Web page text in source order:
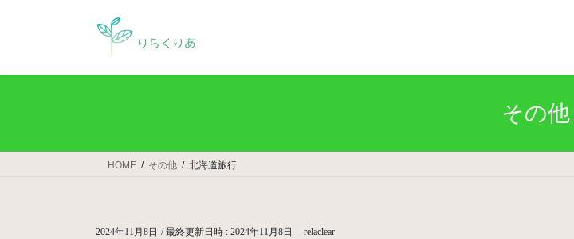
その他
HOME その他 北海道旅行
2024年11月8日 / 最終更新日時 : 2024年11月8日 relaclear